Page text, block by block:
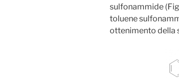
sulfonammide
toluene
ottenimento della